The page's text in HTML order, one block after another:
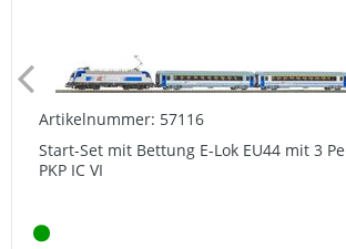
Artikelnummer: 57116
Start-Set mit Bettung E-Lok EU44 mit 3
PKP IC VI